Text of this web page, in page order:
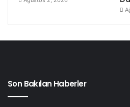
Son Bakılan Haberler